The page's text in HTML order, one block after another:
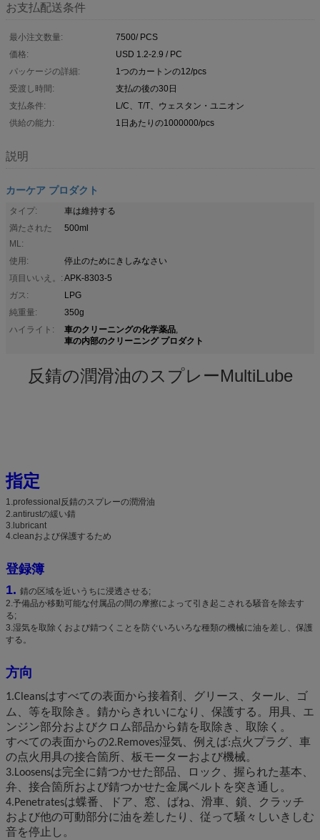
お支払配送条件
最小注文数量:
7500/ PCS
価格:
USD 1.2-2.9 / PC
パッケージの詳細:
1つのカートンの12/pcs
受渡し時間:
支払の後の30日
支払条件:
L/C、T/T、ウェスタン・ユニオン
供給の能力:
1日あたりの1000000/pcs
説明
カーケア プロダクト
タイプ:
車は維持する
満たされた
ML:
500ml
使用:
停止のためにきしみなさい
項目いいえ。: APK-8303-5
ガス:
LPG
純重量:
350g
ハイライト:
車のクリーニングの化学薬品,
車の内部のクリーニング プロダクト
反錆の潤滑油のスプレーMultiLube
指定
1.professional反錆のスプレーの潤滑油
2.antirustの緩い錆
3.lubricant
4.cleanおよび保護するため
登録簿
1. 錆の区域を近いうちに浸透させる;
2.予備品か移動可能な付属品の間の摩擦によって引き起こされる騒音を除去す
る;
3.湿気を取除くおよび錆つくことを防ぐいろいろな種類の機械に油を差し、保護
する。
方向
1.Cleansはすべての表面から接着剤、グリース、タール、ゴ
ム、等を取除き。錆からきれいになり、保護する。用具、エ
ンジン部分およびクロム部品から錆を取除き、取除く。
すべての表面からの2.Removes湿気、例えば:点火プラグ、車
の点火用具の接合箇所、板モーターおよび機械。
3.Loosensは完全に錆つかせた部品、ロック、握られた基本、
弁、接合箇所および錆つかせた金属ベルトを突き通し。
4.Penetratesは蝶番、ドア、窓、ばね、滑車、鎖、クラッチ
および他の可動部分に油を差したり、従って騒々しいきしむ
音を停止し。